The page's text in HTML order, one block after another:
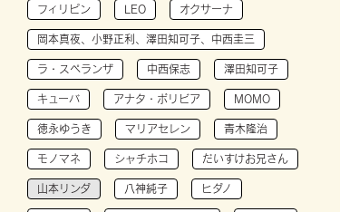
フィリピン LEO オクサーナ
岡本真夜、小野正利、澤田知可子、中西圭三
ラ・スペランザ 中西保志 澤田知可子
キューバ アナタ・ボリビア MOMO
徳永ゆうき マリアセレン 青木隆治
モノマネ シャチホコ だいすけお兄さん
山本リンダ 八神純子 ヒダノ